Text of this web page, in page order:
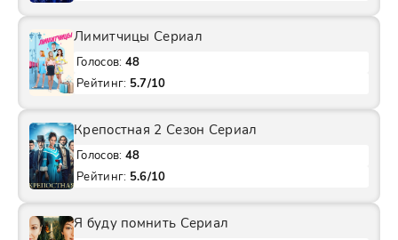
Лимитчицы Сериал
Голосов: 48
Рейтинг: 5.7/10
Крепостная 2 Сезон Сериал
Голосов: 48
Рейтинг: 5.6/10
Я буду помнить Сериал